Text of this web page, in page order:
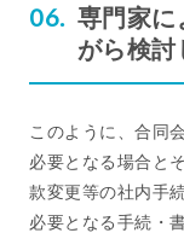
専門家に
がら検討
このように、合同
必要となる場合と
款変更等の社内手
必要となる手続・